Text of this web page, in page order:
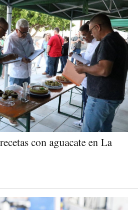
con aguacate en La